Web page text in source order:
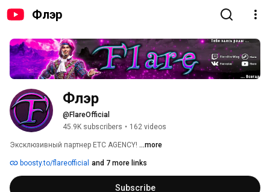
Флэр
Флэр
@FlareOfficial
45.9K subscribers • 162 videos
Эксклюзивный партнер ETC AGENCY! ...more
boosty.to/flareofficial and 7 more links
Subscribe